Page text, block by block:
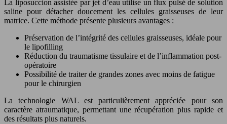
La liposuccion assistée par jet d’eau utilise un flux pulsé de solution
saline pour détacher doucement les cellules graisseuses de leur
matrice. Cette méthode présente plusieurs avantages :
Préservation de l’intégrité des cellules graisseuses, idéale pour
le lipofilling
Réduction du traumatisme tissulaire et de l’inflammation post-
opératoire
Possibilité de traiter de grandes zones avec moins de fatigue
pour le chirurgien
La technologie WAL est particulièrement appréciée pour son
caractère atraumatique, permettant une récupération plus rapide et
des résultats plus naturels.